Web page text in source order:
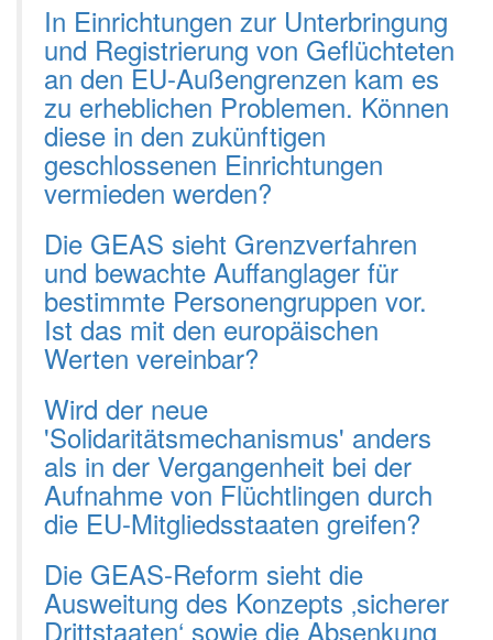
In Einrichtungen zur Unterbringung
und Registrierung von Geflüchteten
an den EU-Außengrenzen kam es
zu erheblichen Problemen. Können
diese in den zukünftigen
geschlossenen Einrichtungen
vermieden werden?
Die GEAS sieht Grenzverfahren
und bewachte Auffanglager für
bestimmte Personengruppen vor.
Ist das mit den europäischen
Werten vereinbar?
Wird der neue
'Solidaritätsmechanismus' anders
als in der Vergangenheit bei der
Aufnahme von Flüchtlingen durch
die EU-Mitgliedsstaaten greifen?
Die GEAS-Reform sieht die
Ausweitung des Konzepts ‚sicherer
Drittstaaten‘ sowie die Absenkung